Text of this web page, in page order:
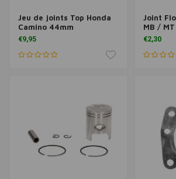
Jeu de joints Top Honda
Camino 44mm
€9,95
Joint
MB /
€2,30